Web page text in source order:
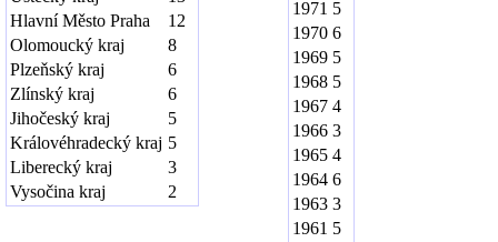
Hlavní Město Praha
12
Olomoucký kraj
8
Plzeňský kraj
6
Zlínský kraj
6
Jihočeský kraj
5
Královéhradecký kraj 5
Liberecký kraj
3
Vysočina kraj
2
1971 5
1970 6
1969 5
1968 5
1967 4
1966 3
1965 4
1964 6
1963 3
1961 5